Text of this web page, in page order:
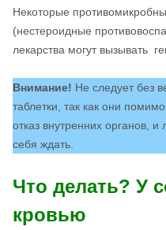
Некоторые
(нестероидные
лекарства могут вызывать
Внимание! Не следует без
таблетки, так как они
отказ внутренних органов, и
себя ждать.
Что делать? У
кровью